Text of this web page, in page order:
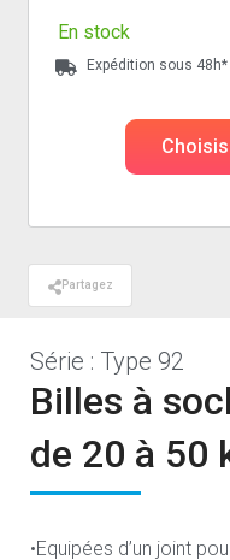
En stock
Expédition sous 48h*
Partagez
Série : Type 92
Billes à
de 20 à 50
•Equipées d’un joint